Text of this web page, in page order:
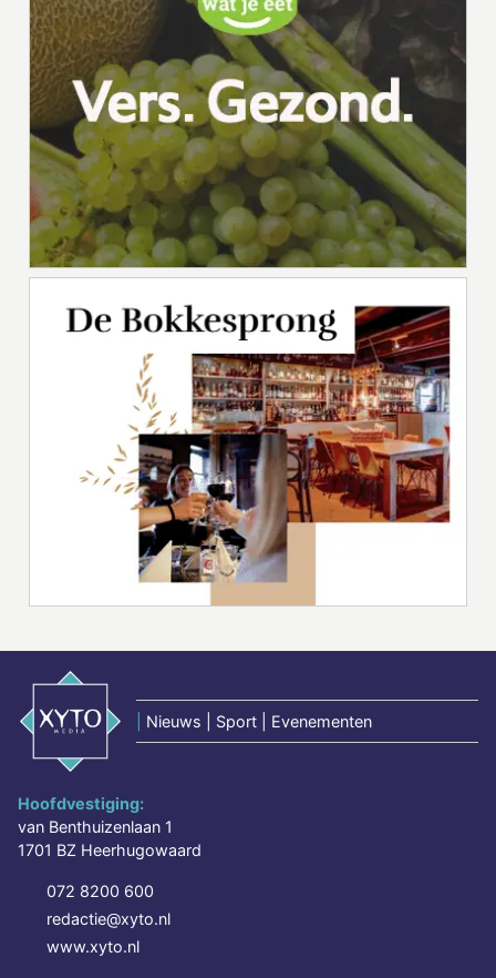
Nieuws | Sport | Evenementen
Hoofdvestiging:
van Benthuizenlaan 1
1701 BZ Heerhugowaard
072 8200 600
redactie@xyto.nl
www.xyto.nl